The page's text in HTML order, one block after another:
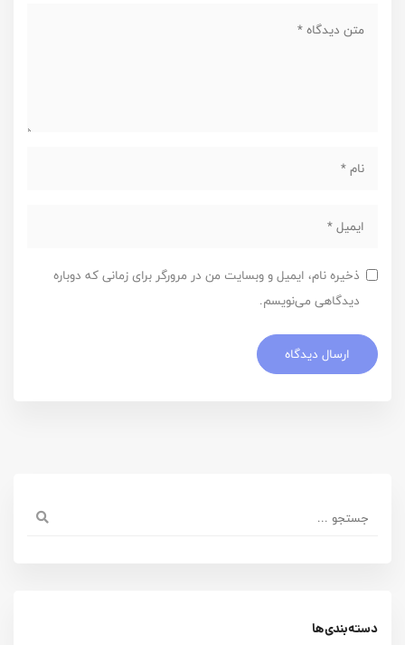
ذخیره نام، ایمیل و وبسایت من در مرورگر برای زمانی که دوباره
دیدگاهی می‌نویسم.
ارسال دیدگاه
دسته‌بندی‌ها